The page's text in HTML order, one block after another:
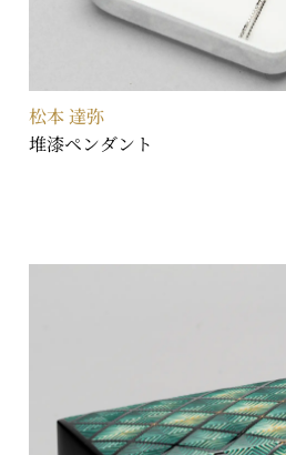
松本 達弥
堆漆ペンダント